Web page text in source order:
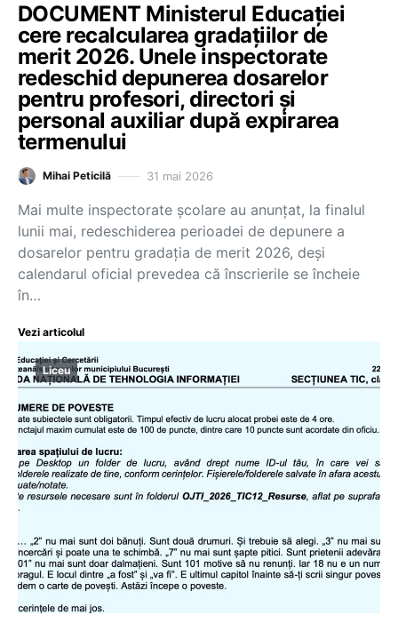
DOCUMENT Ministerul Educației
cere recalcularea gradațiilor de
merit 2026. Unele inspectorate
redeschid depunerea dosarelor
pentru profesori, directori și
personal auxiliar după expirarea
termenului
Mihai Peticilă 31 mai 2026
Mai multe inspectorate școlare au anunțat, la finalul
lunii mai, redeschiderea perioadei de depunere a
dosarelor pentru gradația de merit 2026, deși
calendarul oficial prevedea că înscrierile se încheie
în…
Vezi articolul
Liceu